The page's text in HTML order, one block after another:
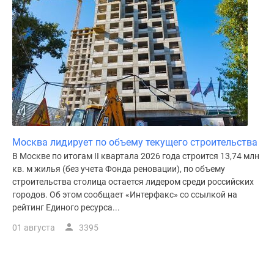
Москва лидирует по объему текущего строительства
В Москве по итогам II квартала 2026 года строится 13,74 млн
кв. м жилья (без учета Фонда реновации), по объему
строительства столица остается лидером среди российских
городов. Об этом сообщает «Интерфакс» со ссылкой на
рейтинг Единого ресурса...
01 августа 3395